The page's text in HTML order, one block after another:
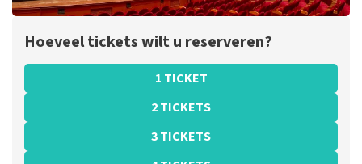
Hoeveel tickets wilt u reserveren?
1 TICKET
2 TICKETS
3 TICKETS